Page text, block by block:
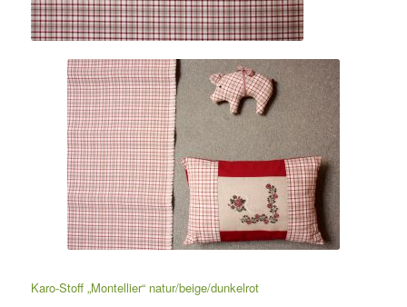
Karo-Stoff „Montellier“ natur/beige/dunkelrot